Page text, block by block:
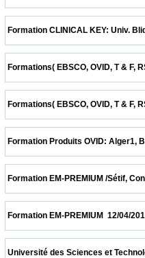
Formation CLINICAL KEY:
Formations( EBSCO, OVID, T
Formations( EBSCO, OVID, T
Formation Produits OVID:
Formation EM-PREMIUM /
Formation EM-PREMIUM
Université des Sciences et